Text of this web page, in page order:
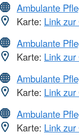
Ambulante
Karte: Link
Ambulante
Karte: Link
Ambulante
Karte: Link
Ambulante
Karte: Link